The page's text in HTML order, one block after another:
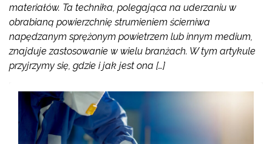
materiałów. Ta technika, polegająca na uderzaniu w
obrabianą powierzchnię strumieniem ścierniwa
napędzanym sprężonym powietrzem lub innym medium,
znajduje zastosowanie w wielu branżach. W tym artykule
przyjrzymy się, gdzie i jak jest ona […]